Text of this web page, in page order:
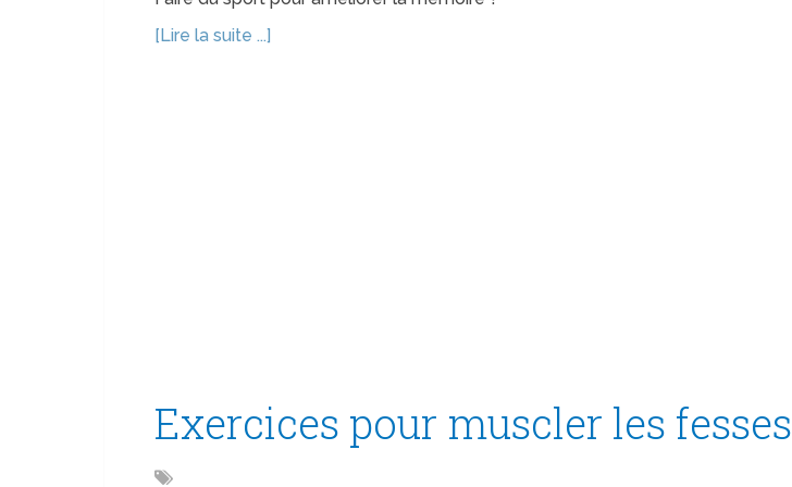
[Lire la suite ...]
Exercices pour muscler les fesses